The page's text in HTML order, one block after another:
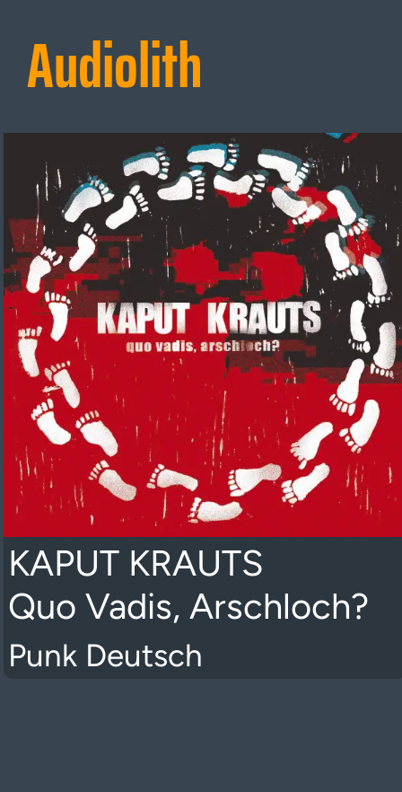
Audiolith
KAPUT KRAUTS
Quo Vadis, Arschloch?
Punk Deutsch